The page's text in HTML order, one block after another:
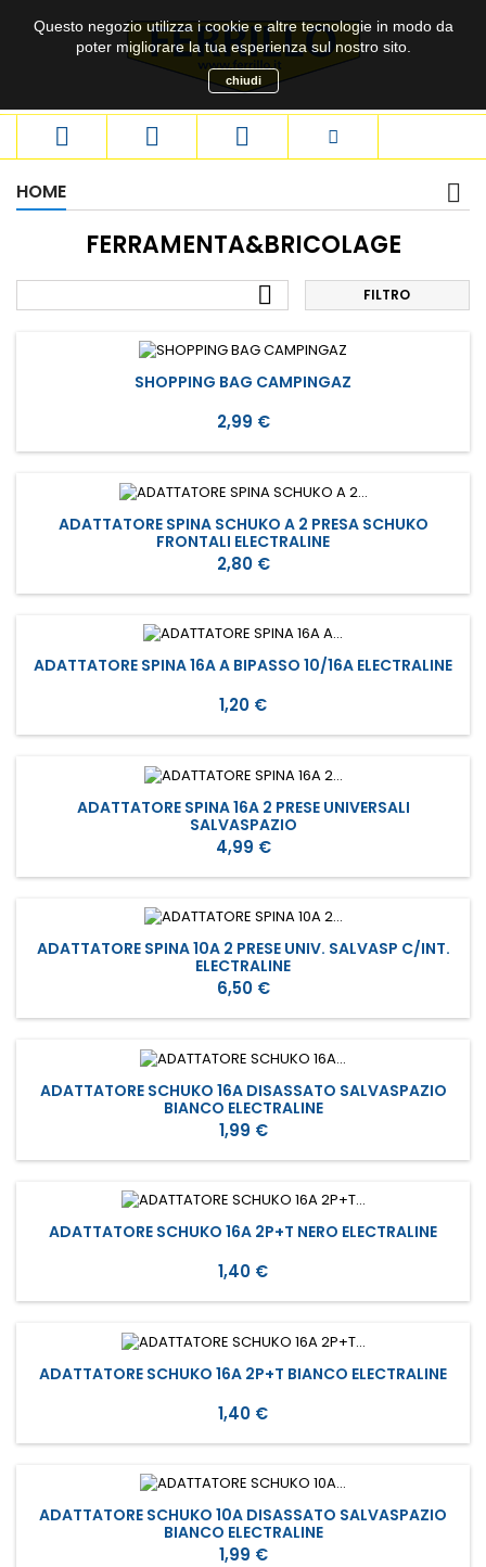
  
HOME
FERRAMENTA&BRICOLAGE
 FILTRO
SHOPPING BAG CAMPINGAZ
Prezzo
2,99 €
ADATTATORE SPINA SCHUKO A 2 PRESA SCHUKO
FRONTALI ELECTRALINE
Prezzo
2,80 €
ADATTATORE SPINA 16A A BIPASSO 10/16A ELECTRALINE
Prezzo
1,20 €
ADATTATORE SPINA 16A 2 PRESE UNIVERSALI
SALVASPAZIO
Prezzo
4,99 €
ADATTATORE SPINA 10A 2 PRESE UNIV. SALVASP C/INT.
ELECTRALINE
Prezzo
6,50 €
ADATTATORE SCHUKO 16A DISASSATO SALVASPAZIO
BIANCO ELECTRALINE
Prezzo
1,99 €
ADATTATORE SCHUKO 16A 2P+T NERO ELECTRALINE
Prezzo
1,40 €
ADATTATORE SCHUKO 16A 2P+T BIANCO ELECTRALINE
Prezzo
1,40 €
ADATTATORE SCHUKO 10A DISASSATO SALVASPAZIO
BIANCO ELECTRALINE
Prezzo
1,99 €
Questo negozio utilizza i cookie e altre tecnologie in modo da
poter migliorare la tua esperienza sul nostro sito.
chiudi